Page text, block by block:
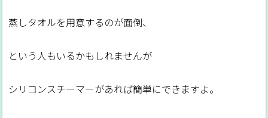
蒸しタオルを用意するのが面倒、
という人もいるかもしれませんが
シリコンスチーマーがあれば簡単にできますよ。